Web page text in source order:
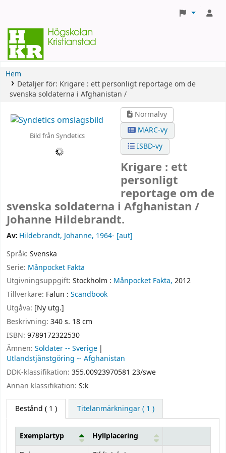
Hem
Detaljer för: Krigare : ett personligt reportage om de
svenska soldaterna i Afghanistan /
Bild från Syndetics
Normalvy
MARC-vy
ISBD-vy
Krigare : ett
personligt
reportage om de
svenska soldaterna i Afghanistan /
Johanne Hildebrandt.
Av: Hildebrandt, Johanne, 1964- [aut]
Språk: Svenska
Serie: Månpocket Fakta
Utgivningsuppgift: Stockholm : Månpocket Fakta, 2012
Tillverkare: Falun : Scandbook
Utgåva: [Ny utg.]
Beskrivning: 340 s. 18 cm
ISBN: 9789172322530
Ämnen: Soldater -- Sverige
Utlandstjänstgöring -- Afghanistan
DDK-klassifikation: 355.00923970581 23/swe
Annan klassifikation: S:k
Bestånd ( 1 ) Titelanmärkningar ( 1 )
Bestånd
Exemplartyp
Hyllplacering